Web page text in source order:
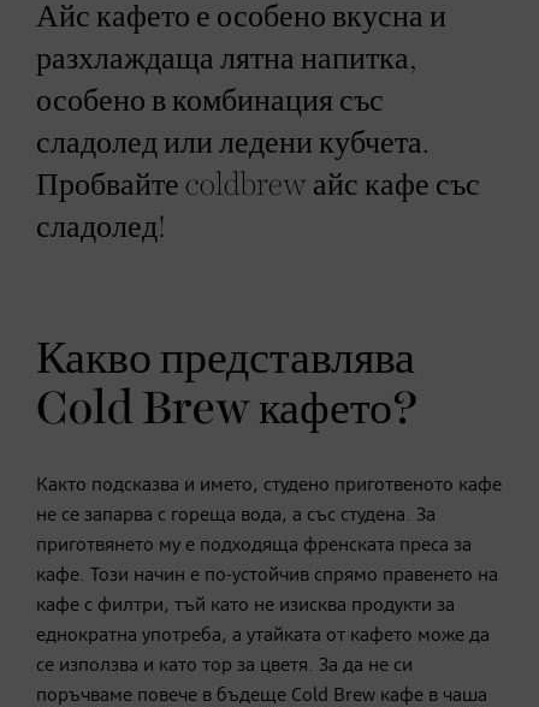
Айс кафето е особено вкусна и
разхлаждаща лятна напитка,
особено в комбинация със
сладолед или ледени кубчета.
Пробвайте coldbrew айс кафе със
сладолед!
Какво представлява
Cold Brew кафето?
Както подсказва и името, студено приготвеното кафе
не се запарва с гореща вода, а със студена. За
приготвянето му е подходяща френската преса за
кафе. Този начин е по-устойчив спрямо правенето на
кафе с филтри, тъй като не изисква продукти за
еднократна употреба, а утайката от кафето може да
се използва и като тор за цветя. За да не си
поръчваме повече в бъдеще Cold Brew кафе в чаша